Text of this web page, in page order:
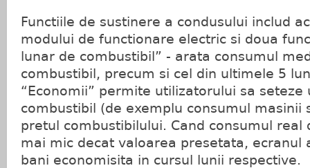
Functiile de sustinere a condusului includ
modului de functionare electric si doua
lunar de combustibil” - arata consumul
combustibil, precum si cel din ultimele 5
“Economii” permite utilizatorului sa seteze
combustibil (de exemplu consumul masinii
pretul combustibilului. Cand consumul real
mai mic decat valoarea presetata, ecranul
bani economisita in cursul lunii respective.